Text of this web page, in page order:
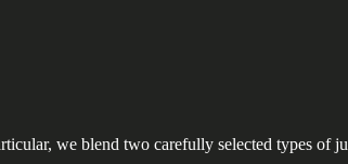
we blend two carefully selected types of